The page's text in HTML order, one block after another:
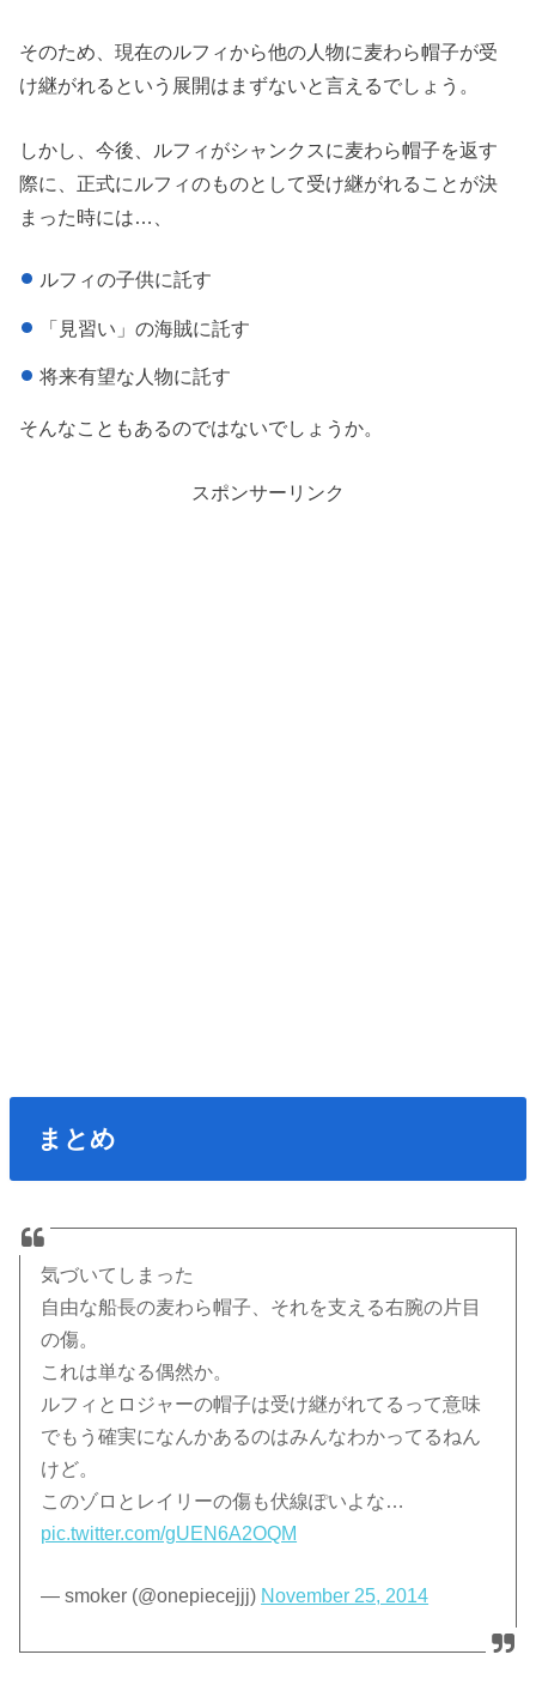
そのため、現在のルフィから他の人物に麦わら帽子が受
け継がれるという展開はまずないと言えるでしょう。
しかし、今後、ルフィがシャンクスに麦わら帽子を返す
際に、正式にルフィのものとして受け継がれることが決
まった時には…、
ルフィの子供に託す
「見習い」の海賊に託す
将来有望な人物に託す
そんなこともあるのではないでしょうか。
スポンサーリンク
まとめ
気づいてしまった
自由な船長の麦わら帽子、それを支える右腕の片目
の傷。
これは単なる偶然か。
ルフィとロジャーの帽子は受け継がれてるって意味
でもう確実になんかあるのはみんなわかってるねん
けど。
このゾロとレイリーの傷も伏線ぽいよな…
pic.twitter.com/gUEN6A2OQM
— smoker (@onepiecejjj) November 25, 2014